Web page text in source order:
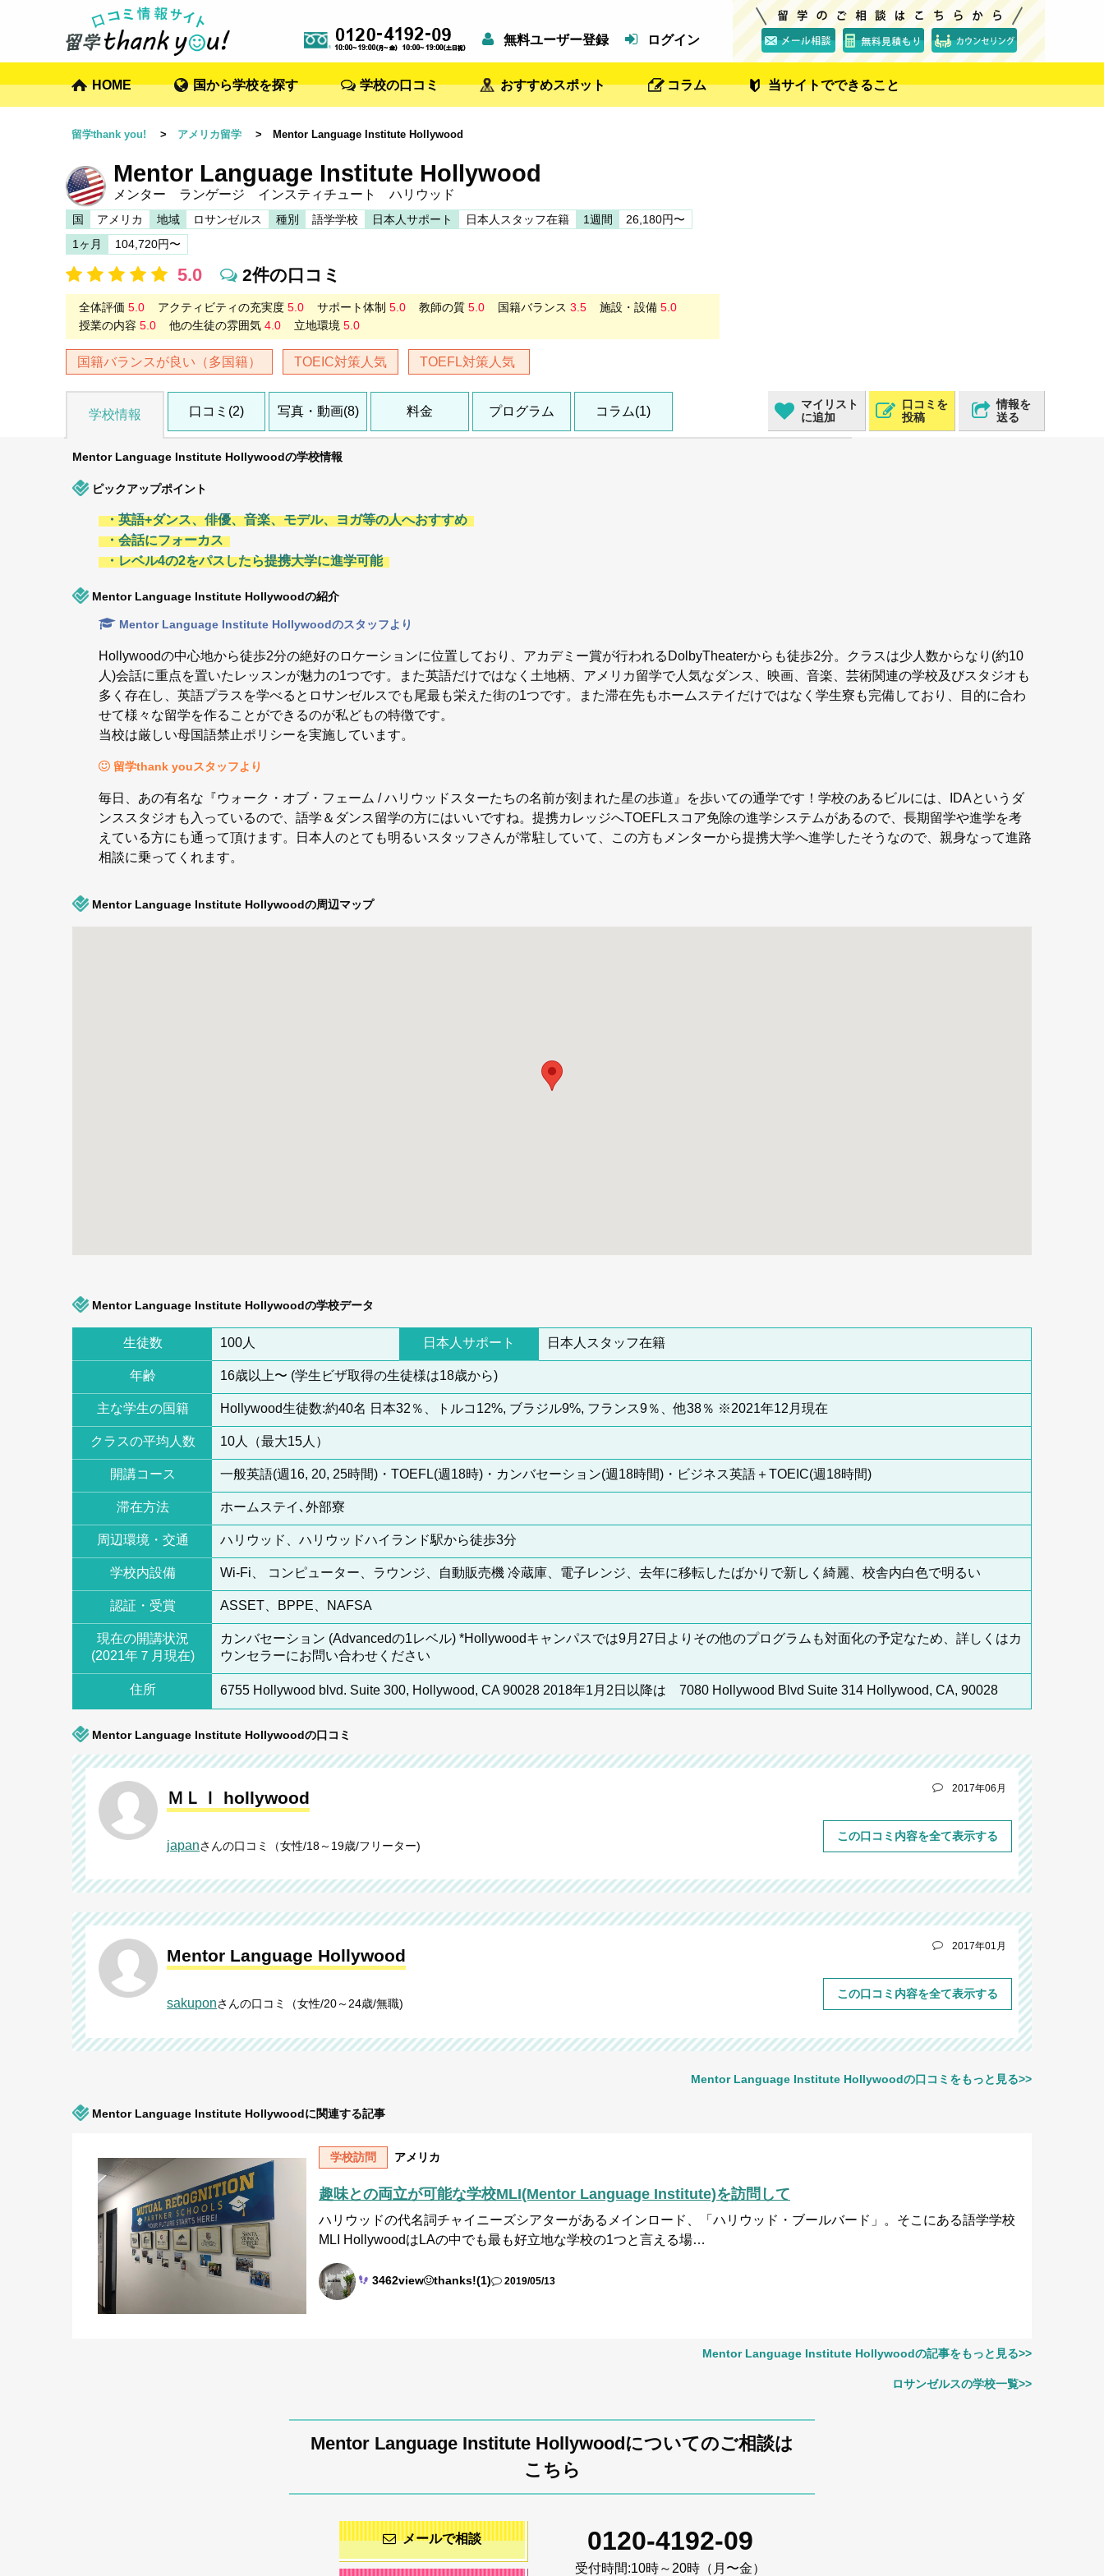
無料ユーザー登録 ログイン
HOME 国から学校を探す 学校の口コミ おすすめスポット コラム 当サイトでできること
留学thank you! > アメリカ留学 > Mentor Language Institute Hollywood
Mentor Language Institute Hollywood
メンター ランゲージ インスティチュート ハリウッド
国 アメリカ 地域 ロサンゼルス 種別 語学学校 日本人サポート 日本人スタッフ在籍 1週間
26,180円〜
1ヶ月
104,720円〜
5.0 2件の口コミ
全体評価 5.0 アクティビティの充実度 5.0 サポート体制 5.0 教師の質 5.0 国籍バランス 3.5 施設・設備 5.0
授業の内容 5.0 他の生徒の雰囲気 4.0 立地環境 5.0
国籍バランスが良い（多国籍） TOEIC対策人気 TOEFL対策人気
マイリスト
に追加
口コミを
投稿
情報を
送る
学校情報 口コミ(2) 写真・動画(8) 料金 プログラム コラム(1)
Mentor Language Institute Hollywoodの学校情報
ピックアップポイント
・英語+ダンス、俳優、音楽、モデル、ヨガ等の人へおすすめ
・会話にフォーカス
・レベル4の2をパスしたら提携大学に進学可能
Mentor Language Institute Hollywoodの紹介
Mentor Language Institute Hollywoodのスタッフより
Hollywoodの中心地から徒歩2分の絶好のロケーションに位置しており、アカデミー賞が行われるDolbyTheaterからも徒歩2分。クラスは少人数からなり(約10
人)会話に重点を置いたレッスンが魅力の1つです。また英語だけではなく土地柄、アメリカ留学で人気なダンス、映画、音楽、芸術関連の学校及びスタジオも
多く存在し、英語プラスを学べるとロサンゼルスでも尾最も栄えた街の1つです。また滞在先もホームステイだけではなく学生寮も完備しており、目的に合わ
せて様々な留学を作ることができるのが私どもの特徴です。
当校は厳しい母国語禁止ポリシーを実施しています。
留学thank youスタッフより
毎日、あの有名な『ウォーク・オブ・フェーム / ハリウッドスターたちの名前が刻まれた星の歩道』を歩いての通学です！学校のあるビルには、IDAというダ
ンススタジオも入っているので、語学＆ダンス留学の方にはいいですね。提携カレッジへTOEFLスコア免除の進学システムがあるので、長期留学や進学を考
えている方にも通って頂けます。日本人のとても明るいスタッフさんが常駐していて、この方もメンターから提携大学へ進学したそうなので、親身なって進路
相談に乗ってくれます。
Mentor Language Institute Hollywoodの周辺マップ
Mentor Language Institute Hollywoodの学校データ
生徒数 100人 日本人サポート 日本人スタッフ在籍
年齢 16歳以上〜 (学生ビザ取得の生徒様は18歳から)
主な学生の国籍 Hollywood生徒数:約40名 日本32％、トルコ12%, ブラジル9%, フランス9％、他38％ ※2021年12月現在
クラスの平均人数 10人（最大15人）
開講コース 一般英語(週16, 20, 25時間)・TOEFL(週18時)・カンバセーション(週18時間)・ビジネス英語＋TOEIC(週18時間)
滞在方法 ホームステイ､外部寮
周辺環境・交通 ハリウッド、ハリウッドハイランド駅から徒歩3分
学校内設備 Wi-Fi、 コンピューター、ラウンジ、自動販売機 冷蔵庫、電子レンジ、去年に移転したばかりで新しく綺麗、校舎内白色で明るい
認証・受賞 ASSET、BPPE、NAFSA
現在の開講状況
(2021年７月現在)
カンバセーション (Advancedの1レベル) *Hollywoodキャンパスでは9月27日よりその他のプログラムも対面化の予定なため、詳しくはカ
ウンセラーにお問い合わせください
住所 6755 Hollywood blvd. Suite 300, Hollywood, CA 90028 2018年1月2日以降は 7080 Hollywood Blvd Suite 314 Hollywood, CA, 90028
Mentor Language Institute Hollywoodの口コミ
ＭＬＩ hollywood
japanさんの口コミ（女性/18～19歳/フリーター)
2017年06月
この口コミ内容を全て表示する
Mentor Language Hollywood
sakuponさんの口コミ（女性/20～24歳/無職)
2017年01月
この口コミ内容を全て表示する
Mentor Language Institute Hollywoodの口コミをもっと見る>>
Mentor Language Institute Hollywoodに関連する記事
学校訪問 アメリカ
趣味との両立が可能な学校MLI(Mentor Language Institute)を訪問して
ハリウッドの代名詞チャイニーズシアターがあるメインロード、「ハリウッド・ブールバード」。そこにある語学学校
MLI HollywoodはLAの中でも最も好立地な学校の1つと言える場…
3462view thanks!(1) 2019/05/13
Mentor Language Institute Hollywoodの記事をもっと見る>>
ロサンゼルスの学校一覧>>
Mentor Language Institute Hollywoodについてのご相談は
こちら
メールで相談 0120-4192-09
受付時間:10時～20時（月〜金）